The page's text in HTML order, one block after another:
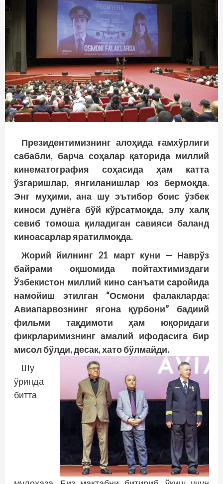
Президентимизнинг алоҳида ғамхўрлиги
сабабли, барча соҳалар қаторида миллий
кинематография соҳасида ҳам катта
ўзгаришлар, янгиланишлар юз бермоқда.
Энг муҳими, ана шу эътибор боис ўзбек
киноси дунёга бўй кўрсатмоқда, элу халқ
севиб томоша қиладиган савияси баланд
киноасарлар яратилмоқда.
Жорий йилнинг 21 март куни — Наврўз
байрами оқшомида пойтахтимиздаги
Ўзбекистон миллий кино санъати саройида
намойиш этилган “Осмони фалакларда:
Авиапарвознинг ягона қурбони” бадиий
фильми тақдимоти ҳам юқоридаги
фикрларимизнинг амалий ифодасига бир
мисол бўлди, десак, хато бўлмайди.
Шу
ўринда
битта